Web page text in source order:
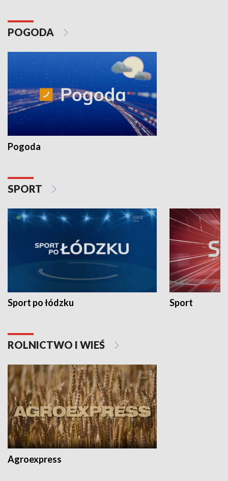
POGODA
Pogoda
SPORT
Sport po łódzku Sport
ROLNICTWO I WIEŚ
Agroexpress